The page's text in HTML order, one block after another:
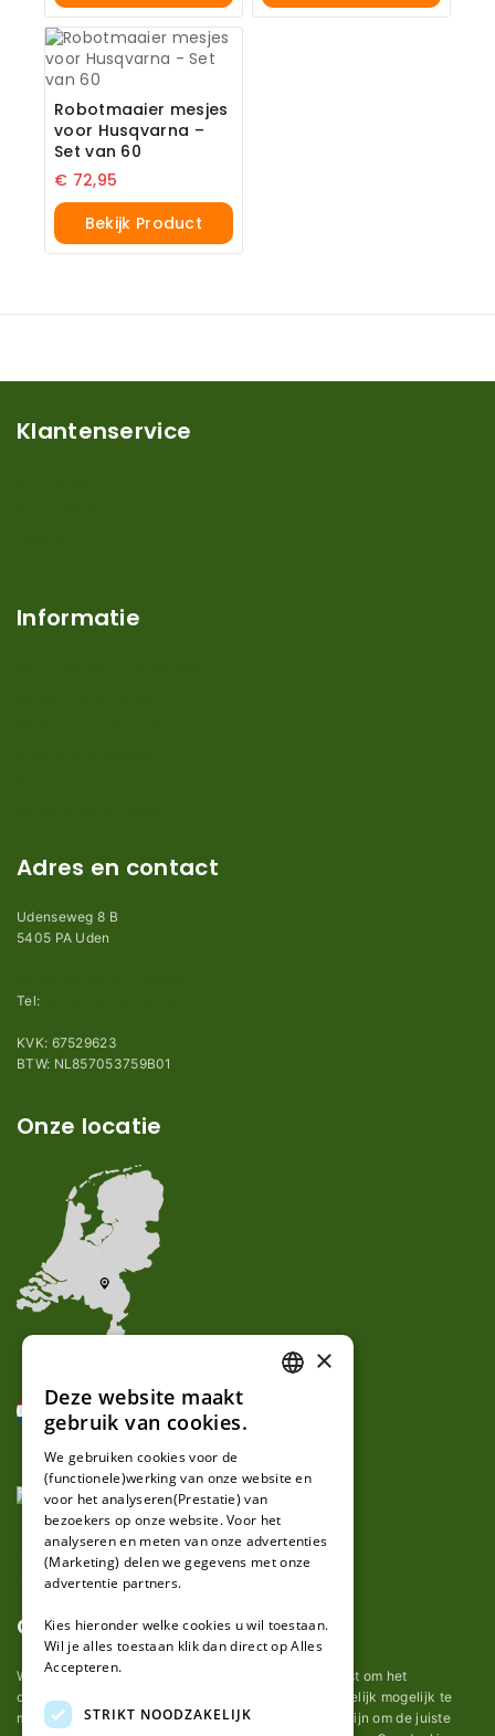
Robotmaaier mesjes
voor Husqvarna –
Set van 60
€ 72,95
Bekijk Product
Klantenservice
Informatie
Adres en contact
Udenseweg 8 B
5405 PA Uden
Tel:
KVK: 67529623
BTW: NL857053759B01
Onze locatie
Over ons
Wij van robotmaaier-mesjes.nl doen ons uiterste best om het
onderhoud van robot grasmaaier mesjes zo gemakkelijk mogelijk te
maken. Uit ervaring merkten we hoe lastig het kan zijn om de juiste
GERMAN
×
Deze website maakt
gebruik van cookies.
We gebruiken cookies voor de
(functionele)werking van onze website en
voor het analyseren(Prestatie) van
bezoekers op onze website. Voor het
analyseren en meten van onze advertenties
(Marketing) delen we gegevens met onze
advertentie partners.
Kies hieronder welke cookies u wil toestaan.
Wil je alles toestaan klik dan direct op Alles
Accepteren.
STRIKT NOODZAKELIJK